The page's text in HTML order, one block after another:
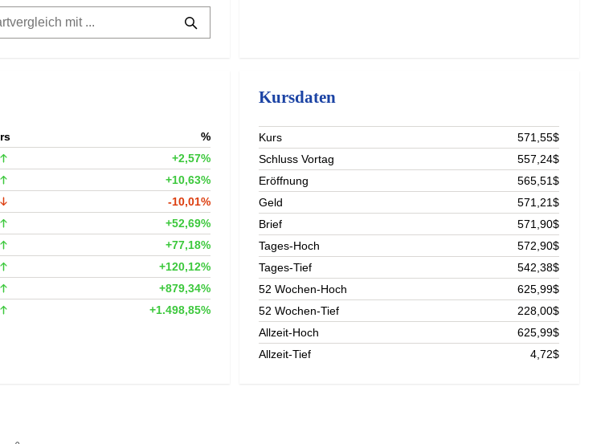
%
+2,57%
+10,63%
-10,01%
+52,69%
+77,18%
+120,12%
+879,34%
+1.498,85%
Kursdaten
Kurs
571,55$
Schluss Vortag
557,24$
Eröffnung
565,51$
Geld
571,21$
Brief
571,90$
Tages-Hoch
572,90$
Tages-Tief
542,38$
52 Wochen-Hoch
625,99$
52 Wochen-Tief
228,00$
Allzeit-Hoch
625,99$
Allzeit-Tief
4,72$